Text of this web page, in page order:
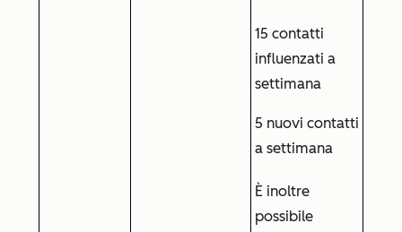
15 contatti
influenzati a
settimana
5 nuovi contatti
a settimana
È inoltre
possibile